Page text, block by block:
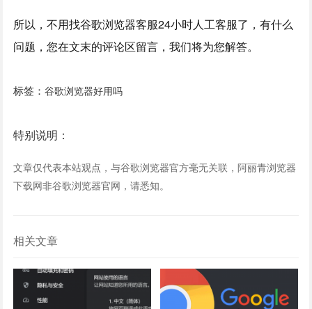
所以，不用找谷歌浏览器客服24小时人工客服了，有什么
问题，您在文末的评论区留言，我们将为您解答。
标签：谷歌浏览器好用吗
特别说明：
文章仅代表本站观点，与谷歌浏览器官方毫无关联，阿丽青浏览器
下载网非谷歌浏览器官网，请悉知。
相关文章